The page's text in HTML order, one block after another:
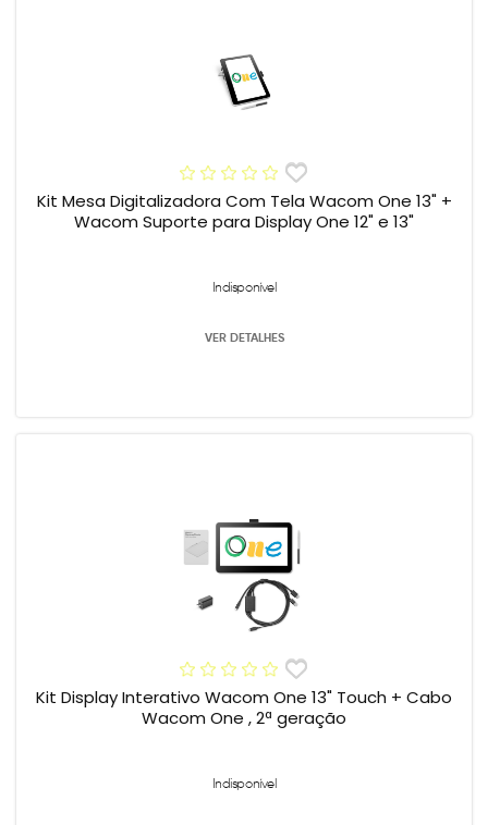
Kit Mesa Digitalizadora Com Tela Wacom One 13" +
Wacom Suporte para Display One 12" e 13"
Indisponível
VER DETALHES
Kit Display Interativo Wacom One 13" Touch + Cabo
Wacom One , 2ª geração
Indisponível